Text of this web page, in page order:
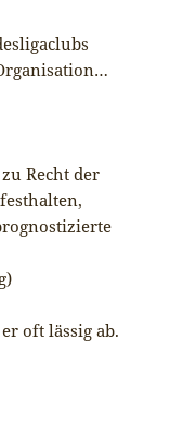
Recht der
oft lässig ab.